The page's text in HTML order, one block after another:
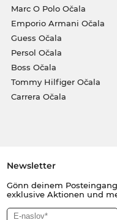
Marc O Polo Očala
Emporio Armani Očala
Guess Očala
Persol Očala
Boss Očala
Tommy Hilfiger Očala
Carrera Očala
Newsletter
Gönn deinem
exklusive Aktionen und